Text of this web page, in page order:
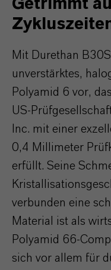
Getrimmt
Mit Durethan
unverstärktes,
Polyamid 6 vor,
US-
Inc. mit einer
0,4 Millimeter
erfüllt. Seine
verbunden eine
Material ist als
Polyamid 66-
sich vor allem für